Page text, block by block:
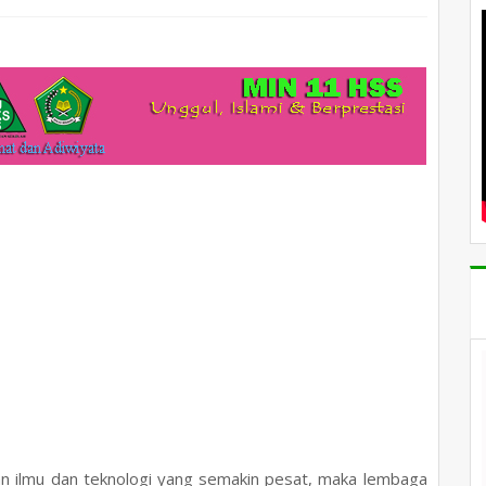
ilmu dan teknologi yang semakin pesat, maka lembaga